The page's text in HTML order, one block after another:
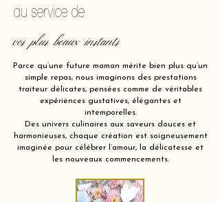
au service de
vos plus beaux instants
Parce qu’une future maman mérite bien plus qu’un
simple repas, nous imaginons des prestations
traiteur délicates, pensées comme de véritables
expériences gustatives, élégantes et
intemporelles.
Des univers culinaires aux saveurs douces et
harmonieuses, chaque création est soigneusement
imaginée pour célébrer l’amour, la délicatesse et
les nouveaux commencements.